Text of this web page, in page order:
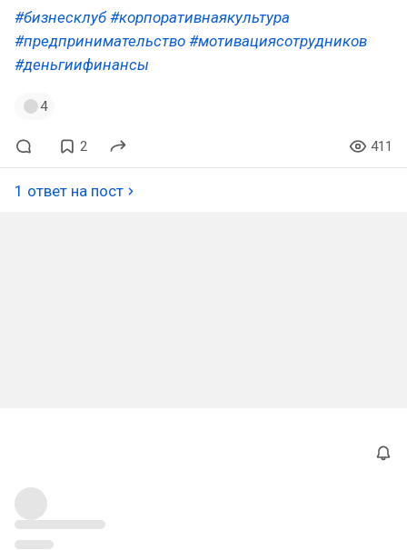
#бизнесклуб #корпоративнаякультура
#предпринимательство #мотивациясотрудников
#деньгиифинансы
4
2 411
1 ответ на пост